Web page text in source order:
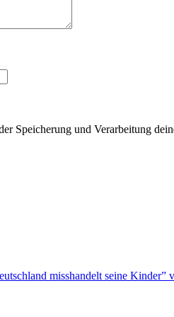
Speicherung und Verarbeitung
misshandelt seine